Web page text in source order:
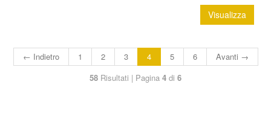
Visualizza
← Indietro 1 2 3 4 5 6
Avanti →
58 Risultati | Pagina 4 di 6